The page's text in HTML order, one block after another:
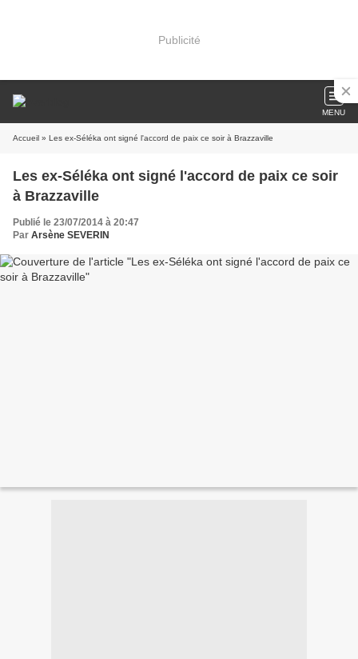
Publicité
MENU
Accueil » Les ex-Séléka ont signé l'accord de paix ce soir à Brazzaville
Les ex-Séléka ont signé l'accord de paix ce soir
à Brazzaville
Publié le 23/07/2014 à 20:47
Par Arsène SEVERIN